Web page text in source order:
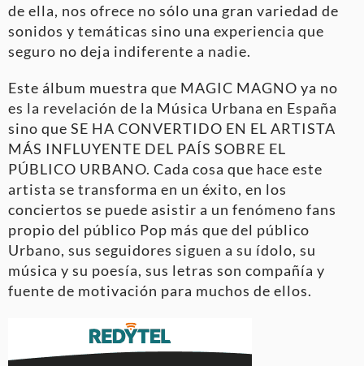
de ella, nos ofrece no sólo una gran variedad de
sonidos y temáticas sino una experiencia que
seguro no deja indiferente a nadie.
Este álbum muestra que MAGIC MAGNO ya no
es la revelación de la Música Urbana en España
sino que SE HA CONVERTIDO EN EL ARTISTA
MÁS INFLUYENTE DEL PAÍS SOBRE EL
PÚBLICO URBANO. Cada cosa que hace este
artista se transforma en un éxito, en los
conciertos se puede asistir a un fenómeno fans
propio del público Pop más que del público
Urbano, sus seguidores siguen a su ídolo, su
música y su poesía, sus letras son compañía y
fuente de motivación para muchos de ellos.